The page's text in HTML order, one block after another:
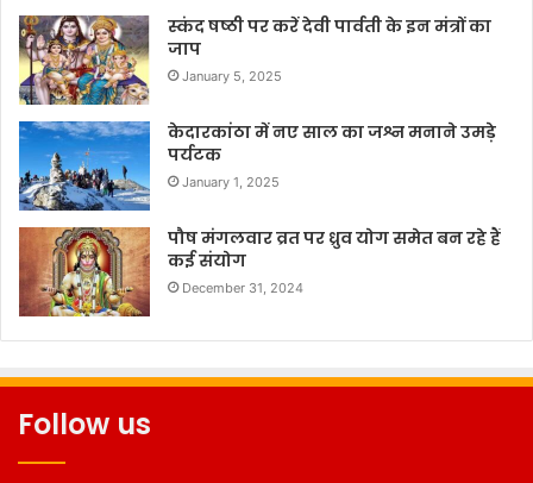
स्कंद षष्ठी पर करें देवी पार्वती के इन मंत्रों का
जाप
January 5, 2025
केदारकांठा में नए साल का जश्न मनाने उमड़े
पर्यटक
January 1, 2025
पौष मंगलवार व्रत पर ध्रुव योग समेत बन रहे हैं
कई संयोग
December 31, 2024
Follow us